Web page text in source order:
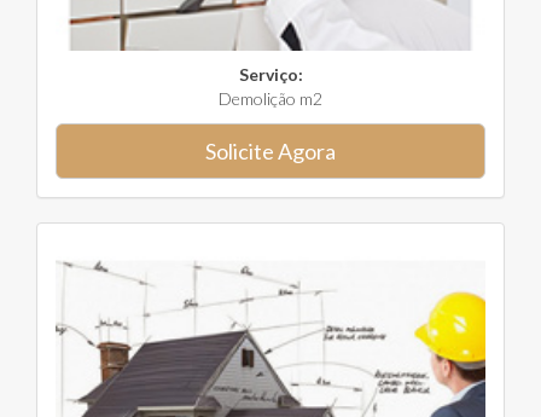
Serviço:
Demolição m2
Solicite Agora